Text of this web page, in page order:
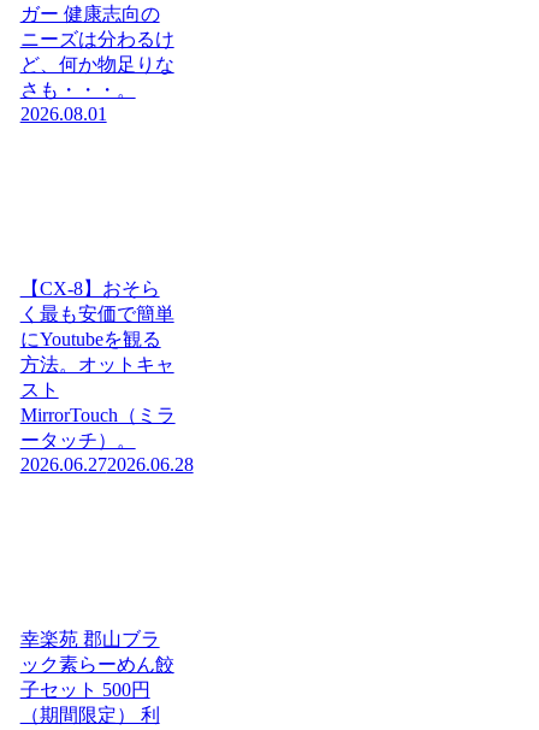
ガー 健康志向の
ニーズは分わるけ
ど、何か物足りな
さも・・・。
2026.08.01
【CX-8】おそら
く最も安価で簡単
にYoutubeを観る
方法。オットキャ
スト
MirrorTouch（ミラ
ータッチ）。
2026.06.272026.06.28
幸楽苑 郡山ブラ
ック素らーめん餃
子セット 500円
（期間限定） 利